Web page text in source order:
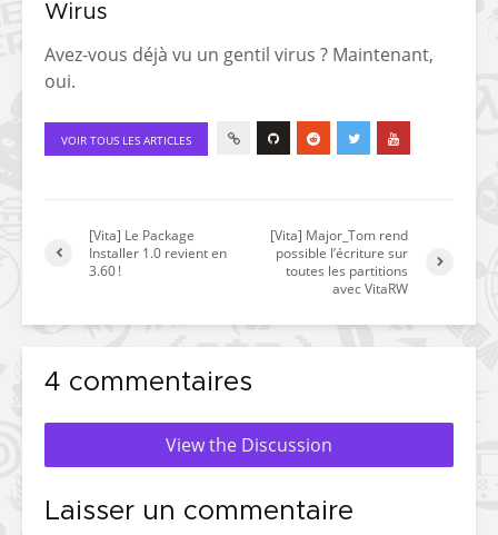
Wirus
Avez-vous déjà vu un gentil virus ? Maintenant,
oui.
VOIR TOUS LES ARTICLES
[Vita] Le Package
Installer 1.0 revient en
3.60 !
[Vita] Major_Tom rend
possible l’écriture sur
toutes les partitions
avec VitaRW
4 commentaires
View the Discussion
Laisser un commentaire